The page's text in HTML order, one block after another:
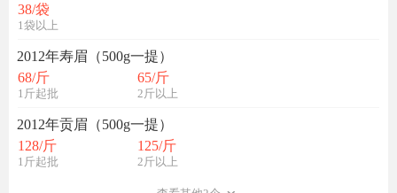
38/袋
1袋以上
2012年寿眉（500g一提）
68/斤
1斤起批
65/斤
2斤以上
2012年贡眉（500g一提）
128/斤
1斤起批
125/斤
2斤以上